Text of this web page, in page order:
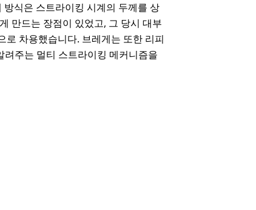
식은 스트라이킹 시계의 두께를 상
만드는 장점이 있었고, 그 당시 대부
로 차용했습니다. 브레게는 또한 리피
주는 멀티 스트라이킹 메커니즘을